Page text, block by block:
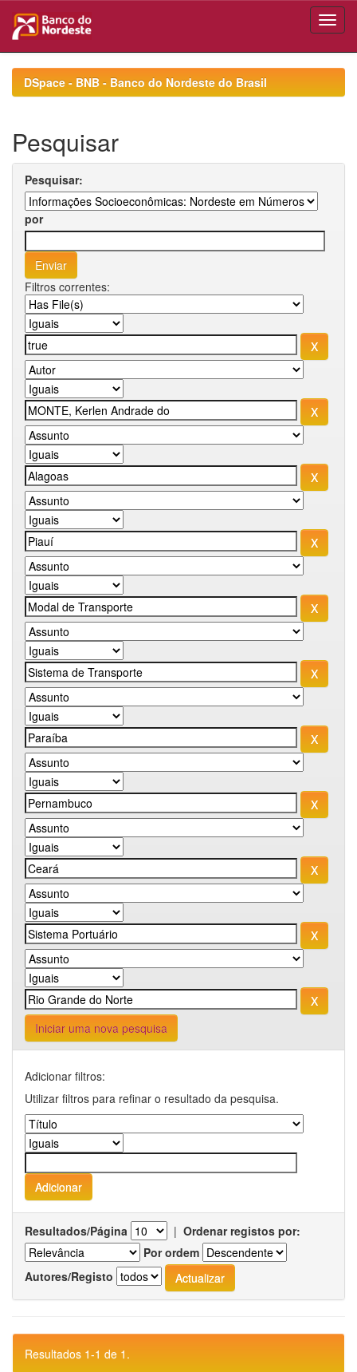
navigationDSpace - BNB - Banco do Nordeste do Brasil
Pesquisar
Pesquisar:
por
Filtros correntes:
Iniciar uma nova pesquisa
Adicionar filtros:
Utilizar filtros para refinar o resultado da pesquisa.
Resultados/Página | Ordenar registos por:
Por ordem
Autores/Registo
Resultados 1-1 de 1.